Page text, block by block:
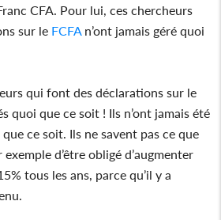
CFA. Pour lui, ces chercheurs
sur le FCFA n’ont jamais géré quoi
qui font des déclarations sur le
quoi que ce soit ! Ils n’ont jamais été
ce soit. Ils ne savent pas ce que
exemple d’être obligé d’augmenter
tous les ans, parce qu’il y a